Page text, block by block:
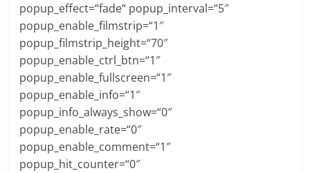
popup_effect=“fade“ popup_interval=“5″
popup_enable_filmstrip=“1″
popup_filmstrip_height=“70″
popup_enable_ctrl_btn=“1″
popup_enable_fullscreen=“1″
popup_enable_info=“1″
popup_info_always_show=“0″
popup_enable_rate=“0″
popup_enable_comment=“1″
popup_hit_counter=“0″